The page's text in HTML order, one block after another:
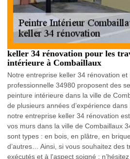
keller 34 rénovation pour les
intérieure à Combaillaux
Notre entreprise keller 34 rénovation et
professionnelle 34980 proposent des
peinture intérieure dans la ville de
de plusieurs années d’expérience
notre entreprise keller 34 rénovation
vos murs dans la ville de Combaillaux
sont types : en bois, en plâtre, en
d’autres… Ainsi, si vous souhaitez des
exécutés et à l'aspect soigné ;